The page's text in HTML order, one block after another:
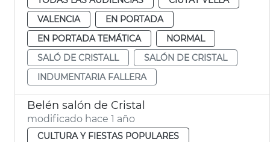
VALENCIA
EN PORTADA
EN PORTADA TEMÁTICA
NORMAL
SALÓ DE CRISTALL
SALÓN DE CRISTAL
INDUMENTARIA FALLERA
Belén salón de Cristal
modificado hace 1 año
CULTURA Y FIESTAS POPULARES